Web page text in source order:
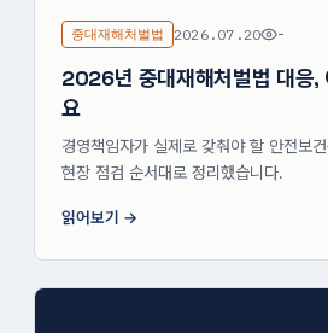
중대재해처벌법 2026.07.20 -
2026년 중대재해처벌법 대응,
요
경영책임자가 실제로 갖춰야 할 안전보
현장 점검 순서대로 정리했습니다.
읽어보기